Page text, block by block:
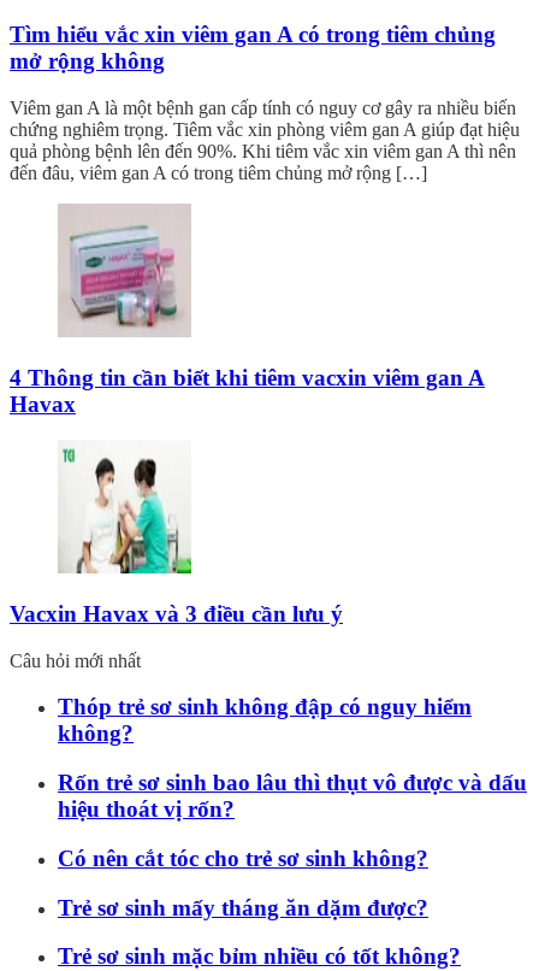
Tìm hiểu vắc xin viêm gan A có trong tiêm chủng
mở rộng không
Viêm gan A là một bệnh gan cấp tính có nguy cơ gây ra nhiều biến
chứng nghiêm trọng. Tiêm vắc xin phòng viêm gan A giúp đạt hiệu
quả phòng bệnh lên đến 90%. Khi tiêm vắc xin viêm gan A thì nên
đến đâu, viêm gan A có trong tiêm chủng mở rộng […]
4 Thông tin cần biết khi tiêm vacxin viêm gan A
Havax
Vacxin Havax và 3 điều cần lưu ý
Câu hỏi mới nhất
Thóp trẻ sơ sinh không đập có nguy hiểm
không?
Rốn trẻ sơ sinh bao lâu thì thụt vô được và dấu
hiệu thoát vị rốn?
Có nên cắt tóc cho trẻ sơ sinh không?
Trẻ sơ sinh mấy tháng ăn dặm được?
Trẻ sơ sinh mặc bỉm nhiều có tốt không?